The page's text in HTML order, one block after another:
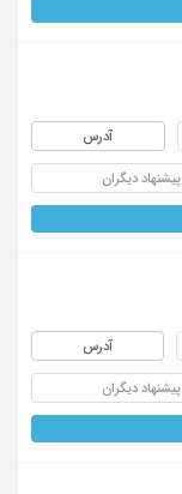
آدرس
پیشنهاد دیگران
آدرس
پیشنهاد دیگران